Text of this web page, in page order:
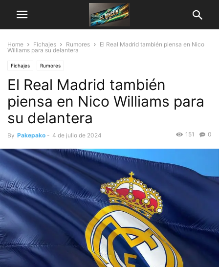
Home Fichajes Rumores
El Real Madrid también piensa en Nico
Williams para su delantera
Fichajes Rumores
El Real Madrid también
piensa en Nico Williams para
su delantera
By Pakepako - 4 de julio de 2024 0
151